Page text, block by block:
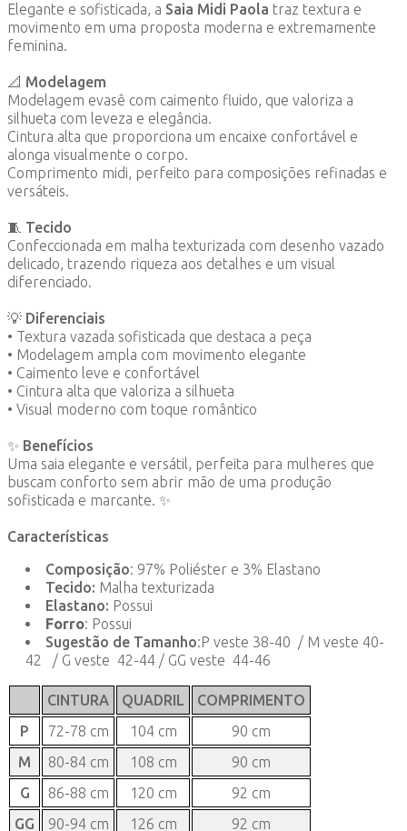
Elegante e sofisticada, a Saia Midi Paola traz textura e
movimento em uma proposta moderna e extremamente
feminina.
📐 Modelagem
Modelagem evasê com caimento fluido, que valoriza a
silhueta com leveza e elegância.
Cintura alta que proporciona um encaixe confortável e
alonga visualmente o corpo.
Comprimento midi, perfeito para composições refinadas e
versáteis.
🧵 Tecido
Confeccionada em malha texturizada com desenho vazado
delicado, trazendo riqueza aos detalhes e um visual
diferenciado.
💡 Diferenciais
• Textura vazada sofisticada que destaca a peça
• Modelagem ampla com movimento elegante
• Caimento leve e confortável
• Cintura alta que valoriza a silhueta
• Visual moderno com toque romântico
✨ Benefícios
Uma saia elegante e versátil, perfeita para mulheres que
buscam conforto sem abrir mão de uma produção
sofisticada e marcante. ✨
Características
Composição: 97% Poliéster e 3% Elastano
Tecido: Malha texturizada
Elastano: Possui
Forro: Possui
Sugestão de Tamanho:P veste 38-40 / M veste 40-
42 / G veste 42-44 / GG veste 44-46
CINTURA QUADRIL
COMPRIMENTO
P
72-78 cm 104 cm
90 cm
M
80-84 cm 108 cm
90 cm
G
86-88 cm 120 cm
92 cm
GG
90-94 cm 126 cm 92 cm